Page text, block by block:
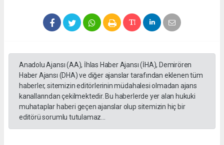
Anadolu Ajansı (AA), İhlas Haber Ajansı (İHA), Demirören
Haber Ajansı (DHA) ve diğer ajanslar tarafından eklenen tüm
haberler, sitemizin editörlerinin müdahalesi olmadan ajans
kanallarından çekilmektedir. Bu haberlerde yer alan hukuki
muhataplar haberi geçen ajanslar olup sitemizin hiç bir
editörü sorumlu tutulamaz...